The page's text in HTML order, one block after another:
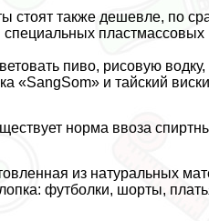
стоят также дешевле, по
пластмассовых
пиво, рисовую
«SangSom» и тайский
норма ввоза
из натуральных
футболки, шорты,